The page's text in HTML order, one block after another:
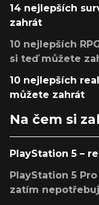
14 nejlepších
zahrát
10 nejlepších
si teď můžete
10 nejlepších
můžete zahrát
Na čem si
PlayStation 5 –
PlayStation 5
zatím